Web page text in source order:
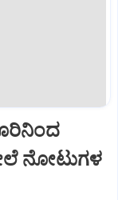
ನೋಟುಗಳ